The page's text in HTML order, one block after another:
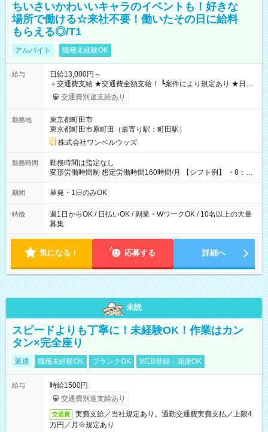
ちいさいかわいいキャラのイベントも！好きな
場所で働ける☆来社不要！働いたその日に給料
もらえる◎/T1
アルバイト 職種未経験OK
給与
日給13,000円～
＋交通費支給 ★交通費全額支給！ ┗案件により規定あり ★日払
いOK！（規定あり） ┗働いたその日に現金GET♪ お仕事後はコ
ンビニATMから 日払い分を引き落とせます！ 【試用期間】試
交通費別途支給あり
勤務地
東京都町田市
東京都町田市原町田（最寄り駅：町田駅）
株式会社ワンベルウッズ
勤務時間
勤務時間は指定なし
変形労働時間制 想定労働時間160時間/月 【シフト例】 ・8：00
～21：00
期間 単発・1日のみOK
特徴
週1日からOK / 日払いOK / 副業・WワークOK / 10名以上の大量
募集
気になる！ 応募する 詳細へ
未読
スピードよりも丁寧に！未経験OK！作業はカン
タン×完全座り
派遣 職種未経験OK ブランクOK WEB登録・面接OK
給与
時給1500円
交通費別途支給あり
交通費
実費支給／当社規定あり。通勤交通費実費支払／上限4
万円／月※規定あり